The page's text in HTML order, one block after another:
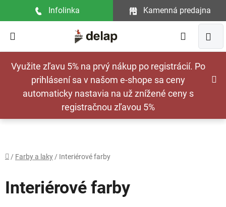
Využite zľavu 5% na prvý nákup po registrácií. Po
prihlásení sa v našom e-shope sa ceny
automaticky nastavia na už znížené ceny s
registračnou zľavou 5%
Infolinka Kamenná predajna
Hľadať
Domov
/ Farby a laky / Interiérové farby
Interiérové farby